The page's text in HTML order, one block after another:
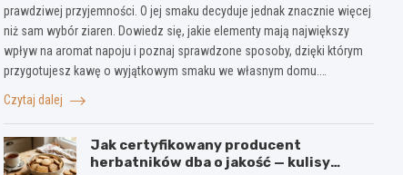
prawdziwej przyjemności. O jej smaku decyduje jednak znacznie więcej
niż sam wybór ziaren. Dowiedz się, jakie elementy mają największy
wpływ na aromat napoju i poznaj sprawdzone sposoby, dzięki którym
przygotujesz kawę o wyjątkowym smaku we własnym domu.…
Czytaj dalej
Jak certyfikowany producent
herbatników dba o jakość — kulisy